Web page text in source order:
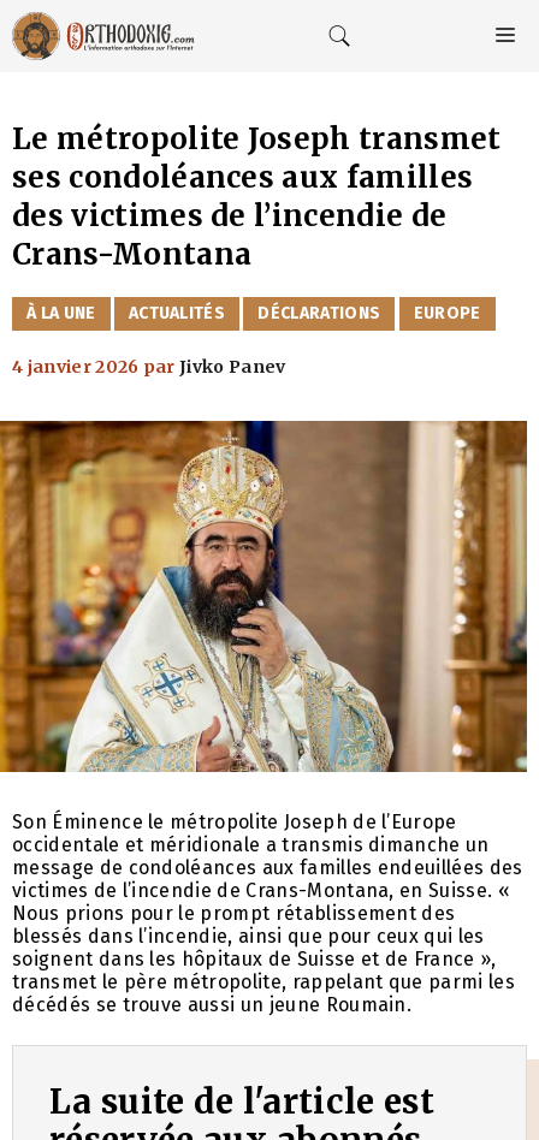
Aller
au
contenu
Le métropolite Joseph transmet
ses condoléances aux familles
des victimes de l’incendie de
Crans-Montana
CATÉGORIES
À LA UNE ACTUALITÉS DÉCLARATIONS EUROPE
4 janvier 2026 parJivko Panev
Son Éminence le métropolite Joseph de l’Europe
occidentale et méridionale a transmis dimanche un
message de condoléances aux familles endeuillées des
victimes de l’incendie de Crans-Montana, en Suisse. «
Nous prions pour le prompt rétablissement des
blessés dans l’incendie, ainsi que pour ceux qui les
soignent dans les hôpitaux de Suisse et de France »,
transmet le père métropolite, rappelant que parmi les
décédés se trouve aussi un jeune Roumain.
La suite de l'article est